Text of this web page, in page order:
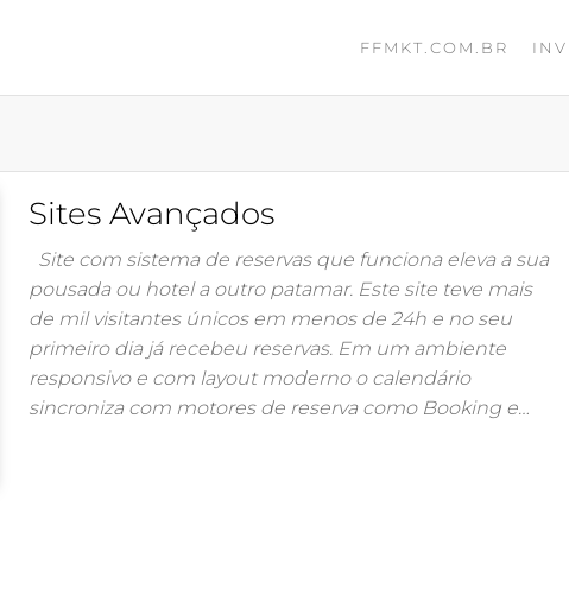
FFMKT.COM.BR
Sites Avançados
Site com sistema de reservas que funciona eleva a sua
pousada ou hotel a outro patamar. Este site teve mais
de mil visitantes únicos em menos de 24h e no seu
primeiro dia já recebeu reservas. Em um ambiente
responsivo e com layout moderno o calendário
sincroniza com motores de reserva como Booking e…